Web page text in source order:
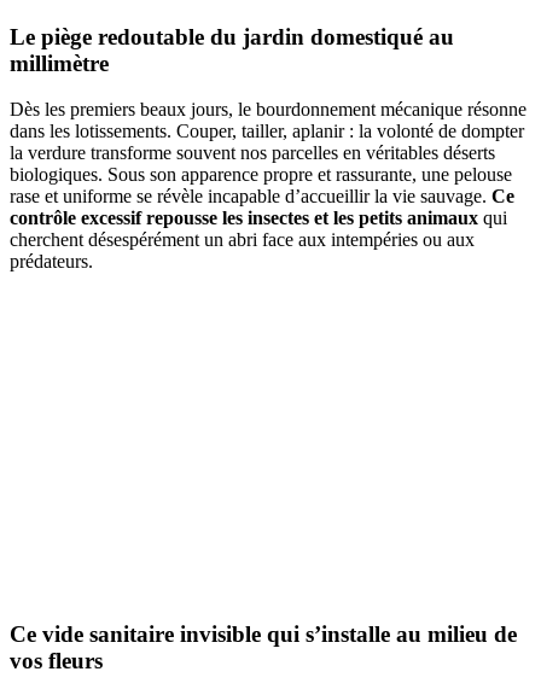
Le piège redoutable du jardin domestiqué au
millimètre
Dès les premiers beaux jours, le bourdonnement mécanique résonne
dans les lotissements. Couper, tailler, aplanir : la volonté de dompter
la verdure transforme souvent nos parcelles en véritables déserts
biologiques. Sous son apparence propre et rassurante, une pelouse
rase et uniforme se révèle incapable d’accueillir la vie sauvage. Ce
contrôle excessif repousse les insectes et les petits animaux qui
cherchent désespérément un abri face aux intempéries ou aux
prédateurs.
Ce vide sanitaire invisible qui s’installe au milieu de
vos fleurs